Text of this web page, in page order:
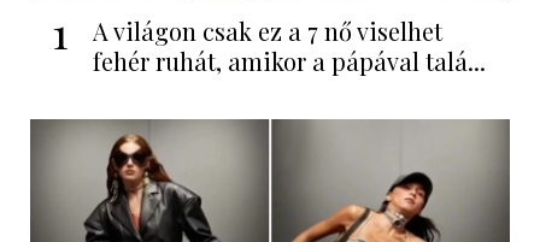
1
A világon csak ez a 7 nő viselhet
fehér ruhát, amikor a pápával talá...